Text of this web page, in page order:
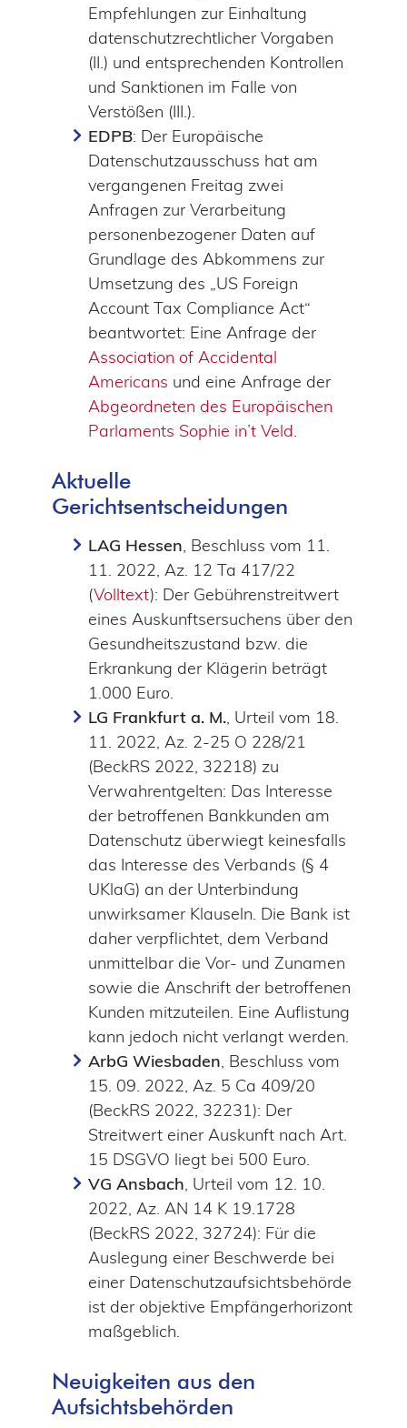
Empfehlungen zur Einhaltung
datenschutzrechtlicher Vorgaben
(II.) und entsprechenden Kontrollen
und Sanktionen im Falle von
Verstößen (III.).
EDPB: Der Europäische
Datenschutzausschuss hat am
vergangenen Freitag zwei
Anfragen zur Verarbeitung
personenbezogener Daten auf
Grundlage des Abkommens zur
Umsetzung des „US Foreign
Account Tax Compliance Act“
beantwortet: Eine Anfrage der
Association of Accidental
Americans und eine Anfrage der
Abgeordneten des Europäischen
Parlaments Sophie in’t Veld.
Aktuelle
Gerichtsentscheidungen
LAG Hessen, Beschluss vom 11.
11. 2022, Az. 12 Ta 417/22
(Volltext): Der Gebührenstreitwert
eines Auskunftsersuchens über den
Gesundheitszustand bzw. die
Erkrankung der Klägerin beträgt
1.000 Euro.
LG Frankfurt a. M., Urteil vom 18.
11. 2022, Az. 2-25 O 228/21
(BeckRS 2022, 32218) zu
Verwahrentgelten: Das Interesse
der betroffenen Bankkunden am
Datenschutz überwiegt keinesfalls
das Interesse des Verbands (§ 4
UKlaG) an der Unterbindung
unwirksamer Klauseln. Die Bank ist
daher verpflichtet, dem Verband
unmittelbar die Vor- und Zunamen
sowie die Anschrift der betroffenen
Kunden mitzuteilen. Eine Auflistung
kann jedoch nicht verlangt werden.
ArbG Wiesbaden, Beschluss vom
15. 09. 2022, Az. 5 Ca 409/20
(BeckRS 2022, 32231): Der
Streitwert einer Auskunft nach Art.
15 DSGVO liegt bei 500 Euro.
VG Ansbach, Urteil vom 12. 10.
2022, Az. AN 14 K 19.1728
(BeckRS 2022, 32724): Für die
Auslegung einer Beschwerde bei
einer Datenschutzaufsichtsbehörde
ist der objektive Empfängerhorizont
maßgeblich.
Neuigkeiten aus den
Aufsichtsbehörden